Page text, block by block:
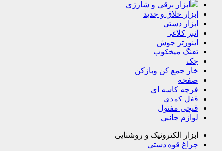
ابزار برقی و شارژی
ابزار خلاق و جدید
ابزار دستی
انبر کلاغی
اینورتر جوش
تفنگ میخکوب
جک
خار جمع کن وبازکن
صفحه
فرچه کاسه ای
قفل کمدی
قیچی مفتول
لوازم جانبی
ابزار الکترونیک و روشنایی
چراغ قوه دستی